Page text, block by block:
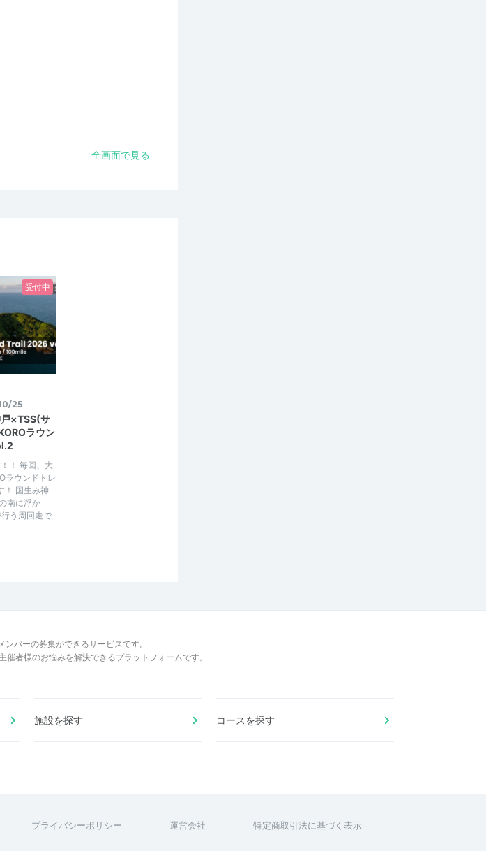
全画面で見る
受付中
25
戸×TSS(サ
ラウン
！ 毎回、大
ラウンドトレ
！ 国生み神
南に浮か
う周回走で
バーの募集ができるサービスです。
者様のお悩みを解決できるプラットフォームです。
施設を探す コースを探す
プライバシーポリシー 運営会社 特定商取引法に基づく表示